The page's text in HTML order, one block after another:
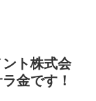
ト株式会
金です！